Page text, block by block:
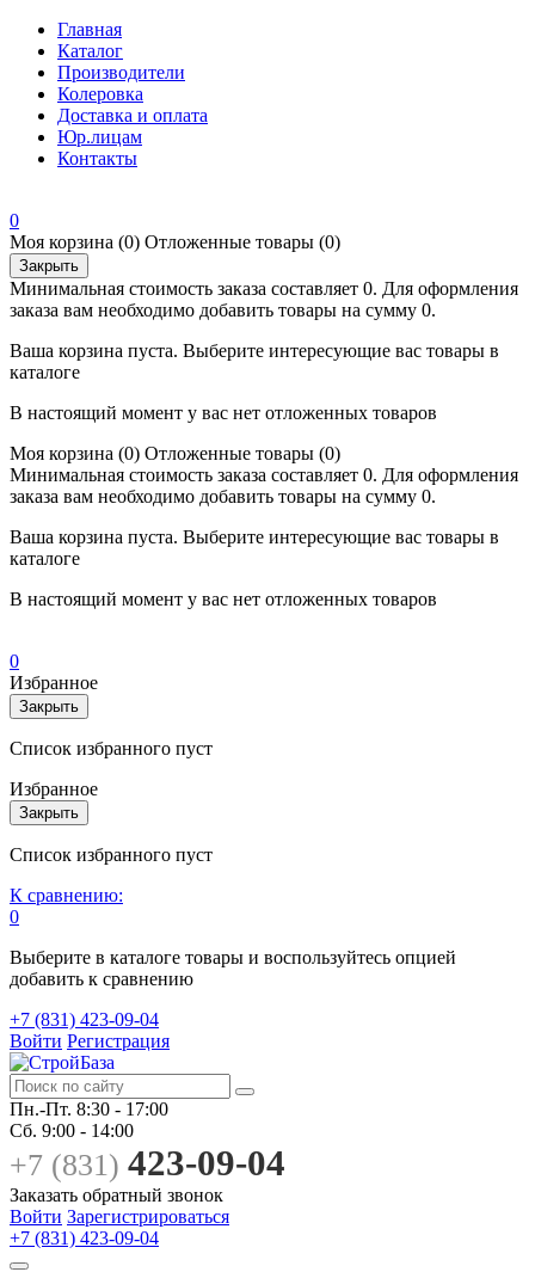
Главная
Каталог
Производители
Колеровка
Доставка и оплата
Юр.лицам
Контакты
0
Моя корзина (0) Отложенные товары (0)
Закрыть
Минимальная стоимость заказа составляет 0. Для оформления
заказа вам необходимо добавить товары на сумму 0.
Ваша корзина пуста. Выберите интересующие вас товары в
каталоге
В настоящий момент у вас нет отложенных товаров
Моя корзина (0) Отложенные товары (0)
Минимальная стоимость заказа составляет 0. Для оформления
заказа вам необходимо добавить товары на сумму 0.
Ваша корзина пуста. Выберите интересующие вас товары в
каталоге
В настоящий момент у вас нет отложенных товаров
0
Избранное
Закрыть
Список избранного пуст
Избранное
Закрыть
Список избранного пуст
К сравнению:
0
Выберите в каталоге товары и воспользуйтесь опцией
добавить к сравнению
+7 (831) 423-09-04
Войти Регистрация
Пн.-Пт. 8:30 - 17:00
Сб. 9:00 - 14:00
+7 (831) 423-09-04
Заказать обратный звонок
Войти Зарегистрироваться
+7 (831) 423-09-04